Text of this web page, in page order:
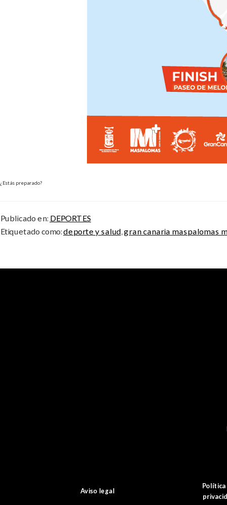
¿Estás preparado?
Publicado en: DEPORTES
Etiquetado como:deporte y salud,gran canaria maspalomas
Aviso legal
Política